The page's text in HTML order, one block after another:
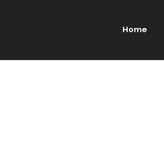
Home